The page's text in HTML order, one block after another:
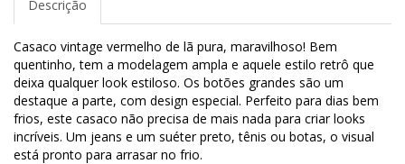
Descrição
Casaco vintage vermelho de lã pura, maravilhoso! Bem
quentinho, tem a modelagem ampla e aquele estilo retrô que
deixa qualquer look estiloso. Os botões grandes são um
destaque a parte, com design especial. Perfeito para dias bem
frios, este casaco não precisa de mais nada para criar looks
incríveis. Um jeans e um suéter preto, tênis ou botas, o visual
está pronto para arrasar no frio.